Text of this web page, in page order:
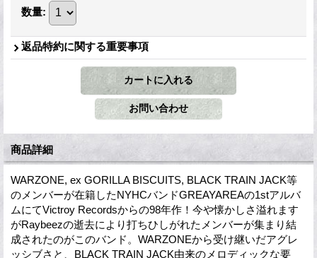
数量:
返品特約に関する重要事項
商品詳細
WARZONE, ex GORILLA BISCUITS, BLACK TRAIN JACK等
のメンバーが在籍したNYHCバンドGREAYAREAの1stアルバ
ムにてVictroy Recordsからの98年作！今や懐かしさ溢れます
がRaybeezの逝去により打ちひしがれたメンバーが集まり結
成されたのがこのバンド。WARZONEから受け継いだアグレ
ッシブさと、BLACK TRAIN JACK由来のメロディックな要